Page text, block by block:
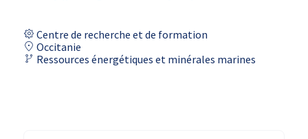
Centre de recherche et de formation
Occitanie
Ressources énergétiques et minérales marines